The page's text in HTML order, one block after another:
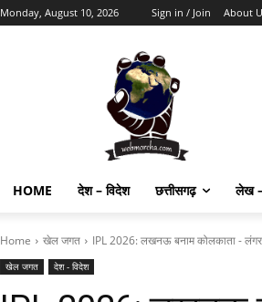
Monday, August 10, 2026 Sign in / Join About
HOME देश – विदेश छत्तीसगढ़ लेख
Home खेल जगत IPL 2026: लखनऊ बनाम कोलकाता -
खेल जगत देश - विदेश